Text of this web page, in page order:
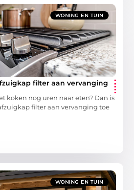
WONING EN TUIN
filter aan vervanging
koken nog uren naar eten? Dan is
filter aan vervanging toe
WONING EN TUIN